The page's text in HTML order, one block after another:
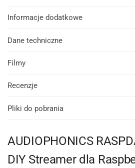
Informacje dodatkowe
Dane techniczne
Filmy
Recenzje
Pliki do pobrania
AUDIOPHONICS
DIY Streamer dla